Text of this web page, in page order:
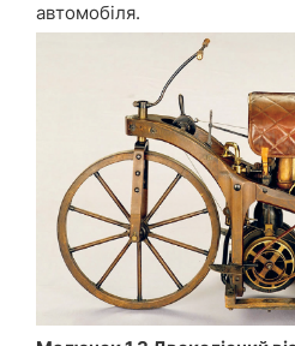
автомобіля.